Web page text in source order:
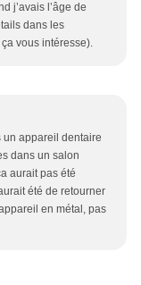
j’avais l’âge de
dans les
vous intéresse).
un appareil dentaire
dans un salon
aurait pas été
été de retourner
en métal, pas